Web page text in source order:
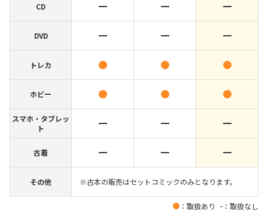
CD
DVD
トレカ
ホビー
スマホ・タブレッ
ト
古着
その他 ※古本の販売はセットコミックのみとなります。
：取扱あり ：取扱なし